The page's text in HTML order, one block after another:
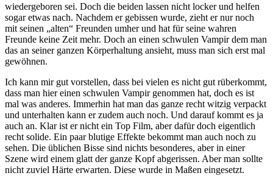
wiedergeboren sei. Doch die beiden lassen nicht locker und helfen
sogar etwas nach. Nachdem er gebissen wurde, zieht er nur noch
mit seinen „alten“ Freunden umher und hat für seine wahren
Freunde keine Zeit mehr. Doch an einen schwulen Vampir dem man
das an seiner ganzen Körperhaltung ansieht, muss man sich erst mal
gewöhnen.
Ich kann mir gut vorstellen, dass bei vielen es nicht gut rüberkommt,
dass man hier einen schwulen Vampir genommen hat, doch es ist
mal was anderes. Immerhin hat man das ganze recht witzig verpackt
und unterhalten kann er zudem auch noch. Und darauf kommt es ja
auch an. Klar ist er nicht ein Top Film, aber dafür doch eigentlich
recht solide. Ein paar blutige Effekte bekommt man auch noch zu
sehen. Die üblichen Bisse sind nichts besonderes, aber in einer
Szene wird einem glatt der ganze Kopf abgerissen. Aber man sollte
nicht zuviel Härte erwarten. Diese wurde in Maßen eingesetzt.